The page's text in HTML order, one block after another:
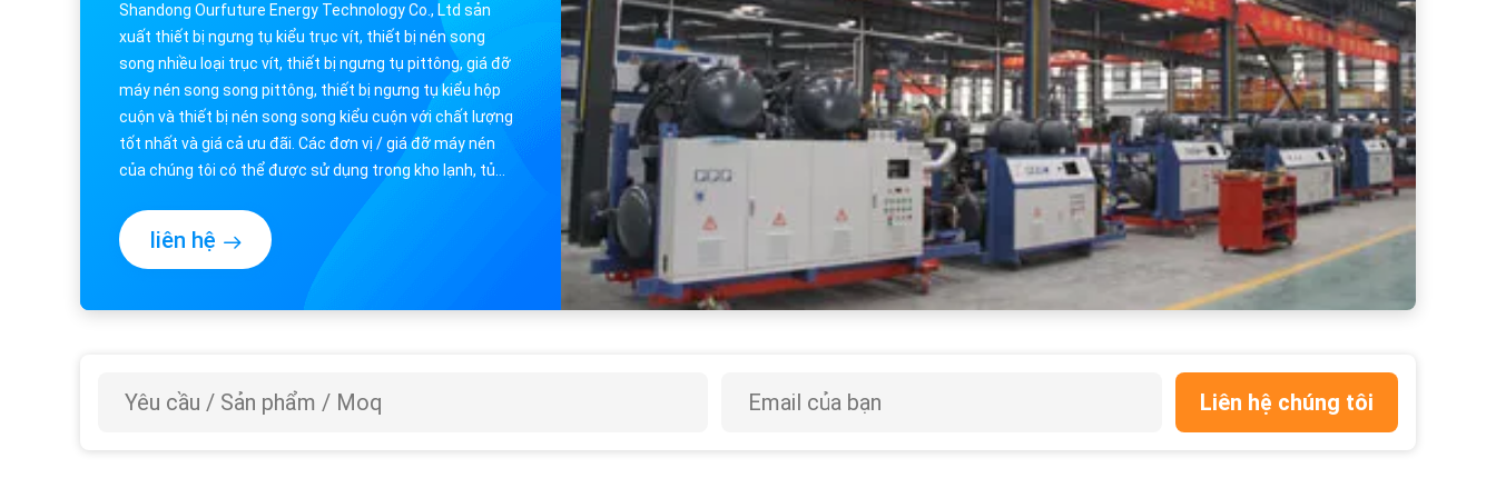
Shandong Ourfuture Energy Technology Co., Ltd sản
xuất thiết bị ngưng tụ kiểu trục vít, thiết bị nén song
song nhiều loại trục vít, thiết bị ngưng tụ pittông, giá đỡ
máy nén song song pittông, thiết bị ngưng tụ kiểu hộp
cuộn và thiết bị nén song song kiểu cuộn với chất lượng
tốt nhất và giá cả ưu đãi. Các đơn vị / giá đỡ máy nén
của chúng tôi có thể được sử dụng trong kho lạnh, tủ
liên hệ
Liên hệ chúng tôi